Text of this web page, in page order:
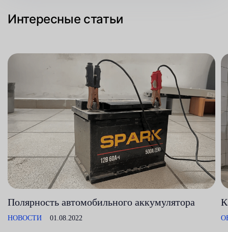
Интересные статьи
Полярность автомобильного аккумулятора
НОВОСТИ 01.08.2022